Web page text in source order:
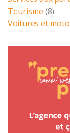
Tourisme (8)
Voitures et